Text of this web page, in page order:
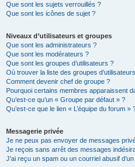
Que sont les sujets verrouillés ?
Que sont les icônes de sujet ?
Niveaux d’utilisateurs et groupes
Que sont les administrateurs ?
Que sont les modérateurs ?
Que sont les groupes d’utilisateurs ?
Où trouver la liste des groupes
Comment devenir chef de groupe ?
Pourquoi certains membres apparaissent
Qu’est-ce qu’un « Groupe par défaut » ?
Qu’est-ce que le lien « L’équipe du forum »
Messagerie privée
Je ne peux pas envoyer de messages
Je reçois sans arrêt des messages
J’ai reçu un spam ou un courriel abusif